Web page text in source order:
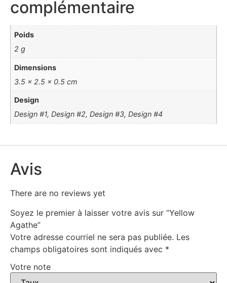
complémentaire
Poids
2 g
Dimensions
3.5 × 2.5 × 0.5 cm
Design
Design #1, Design #2, Design #3, Design #4
Avis
There are no reviews yet
Soyez le premier à laisser votre avis sur “Yellow
Agathe”
Votre adresse courriel ne sera pas publiée. Les
champs obligatoires sont indiqués avec *
Votre note